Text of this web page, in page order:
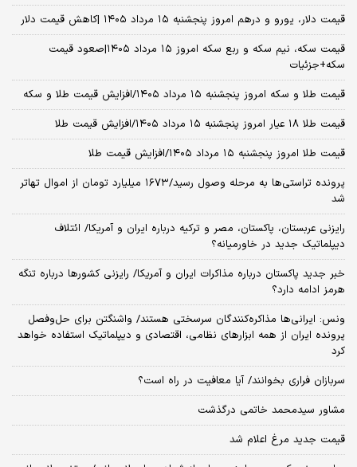
قیمت دلار، یورو و درهم امروز پنجشنبه ۱۵ مرداد ۱۴۰۵ |کاهش قیمت دلار
قیمت سکه، نیم سکه و ربع سکه امروز ۱۵ مرداد ۱۴۰۵|صعود قیمت
سکه+جزئیات
قیمت طلا و سکه امروز پنجشنبه ۱۵ مرداد ۱۴۰۵/افزایش قیمت طلا و سکه
قیمت طلا ۱۸ عیار امروز پنجشنبه ۱۵ مرداد ۱۴۰۵/افزایش قیمت طلا
قیمت طلا امروز پنجشنبه ۱۵ مرداد ۱۴۰۵/افزایش قیمت طلا
پرونده تراستی‌ها به مرحله وصول رسید/۱۶۷۳ میلیارد تومان از اموال تهاتر
شد
رایزنی عربستان، پاکستان، مصر و ترکیه درباره ایران و آمریکا/ ائتلاف
دیپلماتیک جدید در خاورمیانه؟
خبر جدید پاکستان درباره مذاکرات ایران و آمریکا/ رایزنی کشورها درباره تنگه
هرمز ادامه دارد؟
ونس: ایرانی‌ها مذاکره‌کنندگان سرسختی هستند/ واشنگتن برای حل‌وفصل
پرونده ایران از همه ابزارهای نظامی، اقتصادی و دیپلماتیک استفاده خواهد
کرد
سربازان فراری بخوانند/ آیا معافیت در راه است؟
مشاور سیدمحمد خاتمی درگذشت
قیمت جدید مرغ اعلام شد